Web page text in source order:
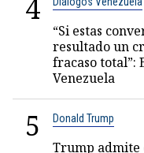
4
“Si estas
resultado un
fracaso total”:
Venezuela
5 Donald Trump
Trump admite